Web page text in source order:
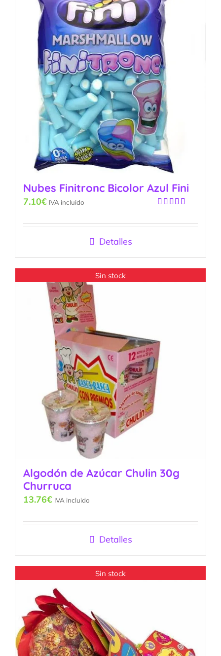
Nubes Finitronc Bicolor Azul Fini
5
7.10€ IVA incluido
Detalles
Sin stock
Algodón de Azúcar Chulin 30g
Churruca
13.76€ IVA incluido
Detalles
Sin stock